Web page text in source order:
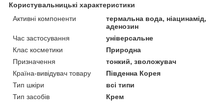
Користувальницькі характеристики
Активні компоненти
термальна вода, ніацинамід,
аденозин
Час застосування
універсальне
Клас косметики
Природна
Призначення
тонкий, зволожувач
Країна-вивідувач товару
Південна Корея
Тип шкіри
всі типи
Тип засобів
Крем